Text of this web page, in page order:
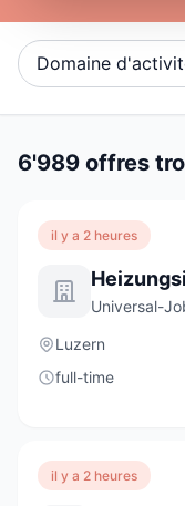
Domaine
6'989 offres
il y a 2 heures
Universal-
Luzern
full-time
il y a 2 heures